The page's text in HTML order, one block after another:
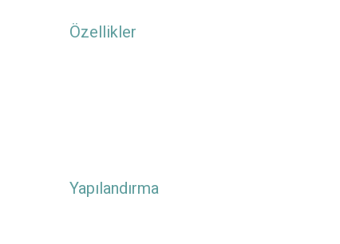
Özellikler
Yapılandırma